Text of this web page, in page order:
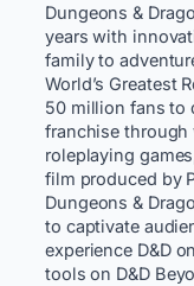
Dungeons &
years with
family to
World’s Greatest
50 million fans to
franchise through
roleplaying
film produced by
Dungeons &
to captivate
experience D&D
tools on D&D